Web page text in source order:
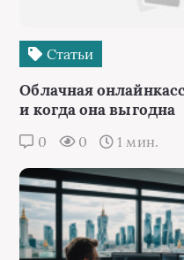
Статьи
Облачная
и когда она выгодна
0 0 1 мин.